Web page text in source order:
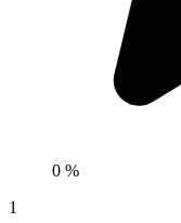
0 %
1